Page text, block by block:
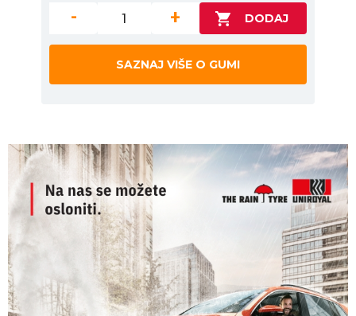
- +
SAZNAJ VIŠE O GUMI